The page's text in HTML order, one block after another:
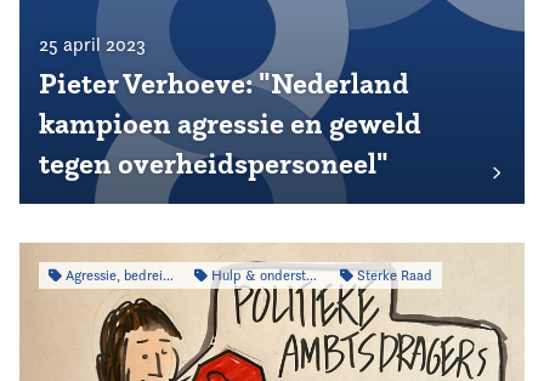
25 april 2023
Pieter Verhoeve: "Nederland
kampioen agressie en geweld
tegen overheidspersoneel"
Agressie, bedreiging & intimidatie Hulp & ondersteuning Sterke Raad